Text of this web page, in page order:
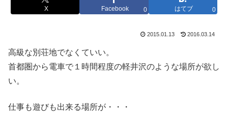
X Facebook 0 はてブ 0
2015.01.13 2016.03.14
高級な別荘地でなくていい。
首都圏から電車で１時間程度の軽井沢のような場所が欲し
い。
仕事も遊びも出来る場所が・・・